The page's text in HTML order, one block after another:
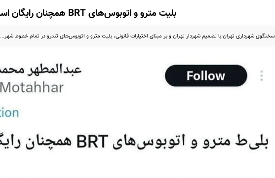
بلیت مترو و اتوبوس‌های BRT همچنان رایگان است
سخنگوی شهرداری تهران:با تصمیم شهردار تهران و بر مبنای اختیارات قانونی، بلیت مترو و اتوبوس‌های تندرو در تمام خطوط شهر...